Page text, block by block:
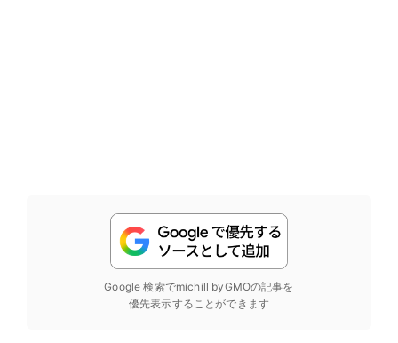
Google 検索でmichill byGMOの記事を
優先表示することができます